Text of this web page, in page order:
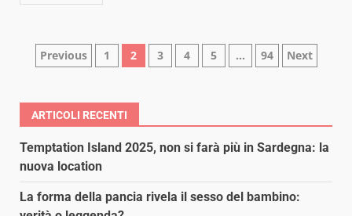
Paginazione
articoli
Previous 1 2 3 4 5 … 94 Next
ARTICOLI RECENTI
Temptation Island 2025, non si farà più in Sardegna: la
nuova location
La forma della pancia rivela il sesso del bambino: